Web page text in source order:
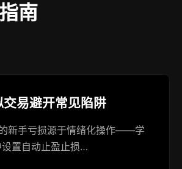
南
交易避开常见陷阱
新手亏损源于情绪化操作——学
置自动止盈止损…